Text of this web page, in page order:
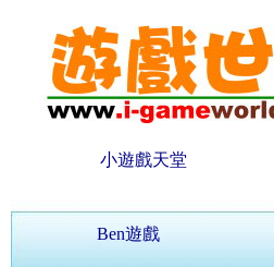
小遊戲天堂
Ben遊戲